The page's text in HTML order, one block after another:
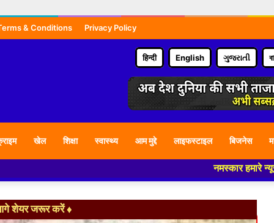
& Conditions Privacy Policy
हिन्दी English ગુજરાતી
खेल शिक्षा स्वास्थ्य आम मुद्दे लाइफस्टाइल बिजनेस
नमस्कार हमारे न्यूज पोर्टल - मे
शेयर जरूर करें ♦